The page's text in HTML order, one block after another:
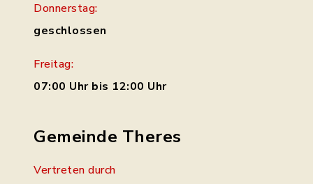
Donnerstag:
geschlossen
Freitag:
07:00 Uhr bis 12:00 Uhr
Gemeinde Theres
Vertreten durch